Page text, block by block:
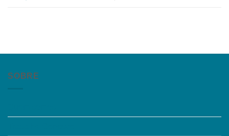
SOBRE